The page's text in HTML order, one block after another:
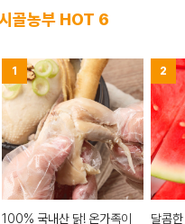
시골농부 HOT 6
1
100% 국내산 닭! 온가족이
2
달콤